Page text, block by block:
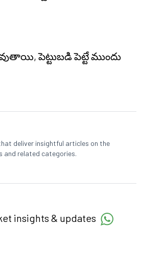
పెట్టుబడి పెట్టే ముందు
deliver insightful articles on the
and related categories.
insights & updates